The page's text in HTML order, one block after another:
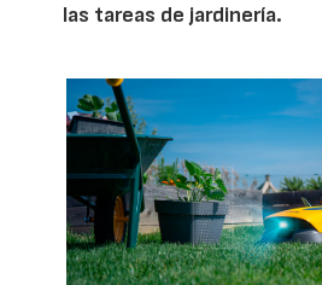
las tareas de jardinería.